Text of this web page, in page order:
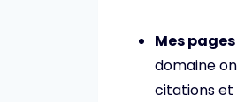
Mes
domaine
citations et